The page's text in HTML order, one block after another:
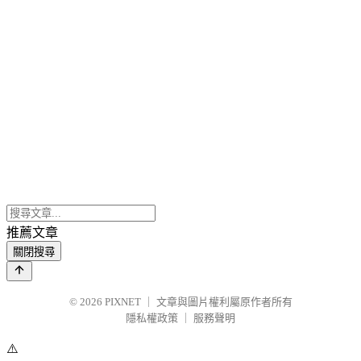
推薦文章
關閉搜尋
© 2026 PIXNET
文章與圖片權利屬原作者所有
隱私權政策
服務聲明
⚠️